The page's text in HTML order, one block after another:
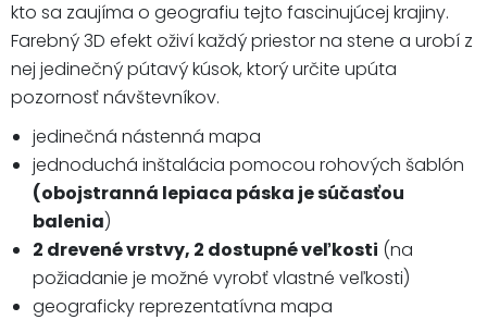
kto sa zaujíma o geografiu tejto fascinujúcej krajiny.
Farebný 3D efekt oživí každý priestor na stene a urobí z
nej jedinečný pútavý kúsok, ktorý určite upúta
pozornosť návštevníkov.
jedinečná nástenná mapa
jednoduchá inštalácia pomocou rohových šablón
(obojstranná lepiaca páska je súčasťou
balenia)
2 drevené vrstvy, 2 dostupné veľkosti (na
požiadanie je možné vyrobť vlastné veľkosti)
geograficky reprezentatívna mapa